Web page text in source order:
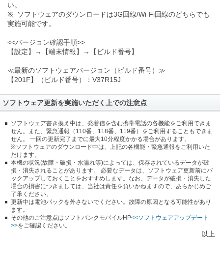
い。
※ ソフトウェアのダウンロードは3G回線/Wi-Fi回線のどちらでも
実施可能です。
<<バージョン確認手順>>
【設定】→【端末情報】→【ビルド番号】
≪最新のソフトウェアバージョン（ビルド番号）≫
【201F】（ビルド番号）：V37R15J
ソフトウェア更新を実施いただく上での注意点
ソフトウェア書き換え中は、発着信を含む携帯電話の各機能をご利用できま
せん。また、緊急通報（110番、118番、119番）をご利用することもできま
せん。 一回の更新完了までに最大10分程度かかる場合があります。
※ソフトウェアのダウンロード中は、上記の各機能・緊急通報をご利用いた
だけます。
本機の状況(故障・破損・水濡れ等)によっては、保存されているデータが破
損・消失されることがあります。 必要なデータは、ソフトウェア更新前にバ
ックアップしておくことをおすすめします。なお、データが破損・消失した
場合の損害につきましては、当社は責任を負いかねますので、あらかじめご
了承ください。
更新中は電池パックを外さないでください。故障の原因となる可能性があり
ます。
その他のご注意点はソフトバンクモバイルHP<<ソフトウェアアップデート
>>をご確認ください。
以上